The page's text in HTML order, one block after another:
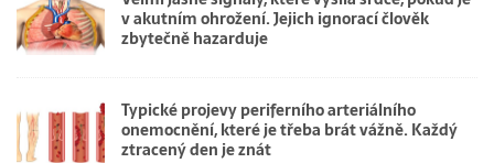
v akutním ohrožení. Jejich ignorací člověk
zbytečně hazarduje
Typické projevy periferního arteriálního
onemocnění, které je třeba brát vážně. Každý
ztracený den je znát